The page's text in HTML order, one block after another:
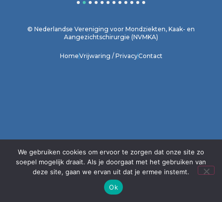
5 6 7 8 9 1011 12
© Nederlandse Vereniging voor Mondziekten, Kaak- en
Aangezichtschirurgie (NVMKA)
HomeVrijwaring / PrivacyContact
We gebruiken cookies om ervoor te zorgen dat onze site zo
soepel mogelijk draait. Als je doorgaat met het gebruiken van
deze site, gaan we ervan uit dat je ermee instemt.
Ok